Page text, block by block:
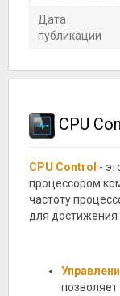
Дата
публикации
CPU
CPU Control -
процессором
частоту
для достижения